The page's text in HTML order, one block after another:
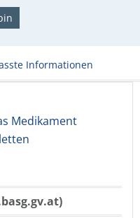
Informationen
Medikament